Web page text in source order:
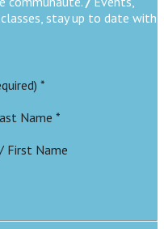
stay up to date with
*
Name *
First Name